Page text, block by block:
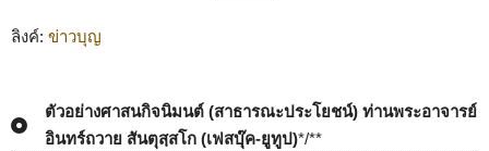
ลิงค์: ข่าวบุญ
ตัวอย่างศาสนกิจนิมนต์ (สาธารณะประโยชน์) ท่านพระอาจารย์
อินทร์ถวาย สันตุสฺสโก (เฟสบุ๊ค-ยูทูป)*/**